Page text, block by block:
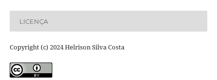
LICENÇA
Copyright (c) 2024 Helrison Silva Costa